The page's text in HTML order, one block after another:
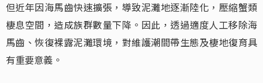
但近年因海馬齒快速擴張，導致泥灘地逐漸陸化，壓縮蟹類
棲息空間，造成族群數量下降。因此，透過適度人工移除海
馬齒、恢復裸露泥灘環境，對維護潮間帶生態及棲地復育具
有重要意義。